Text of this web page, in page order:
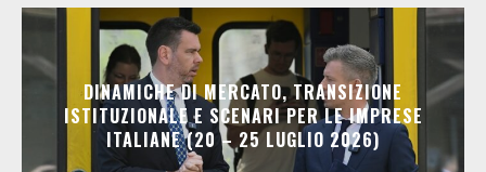
DINAMICHE DI MERCATO, TRANSIZIONE
ISTITUZIONALE E SCENARI PER LE IMPRESE
ITALIANE (20 – 25 LUGLIO 2026)